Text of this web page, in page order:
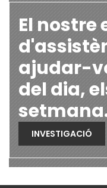
El nostre
ajudar-
del dia,
INVESTIGACIÓ